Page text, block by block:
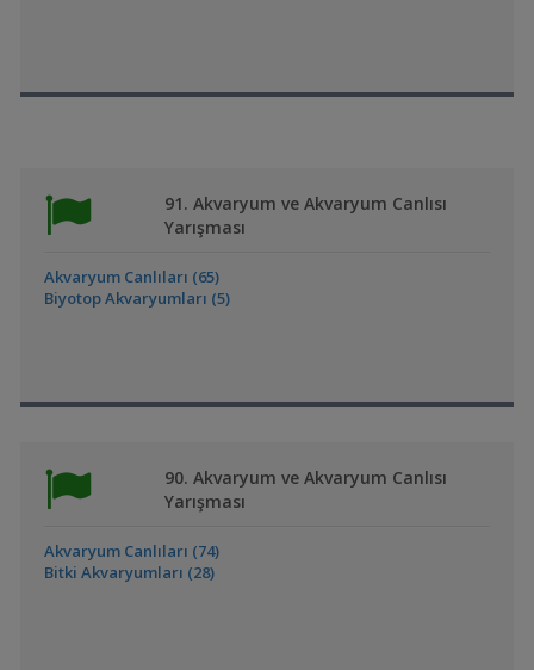
91. Akvaryum ve Akvaryum Canlısı
Yarışması
Akvaryum Canlıları (65)
Biyotop Akvaryumları (5)
90. Akvaryum ve Akvaryum Canlısı
Yarışması
Akvaryum Canlıları (74)
Bitki Akvaryumları (28)